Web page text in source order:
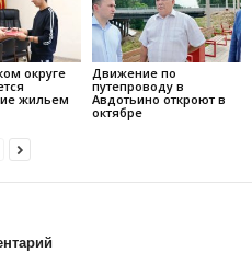
округе
жильем
Движение по
путепроводу в
Авдотьино откроют в
октябре